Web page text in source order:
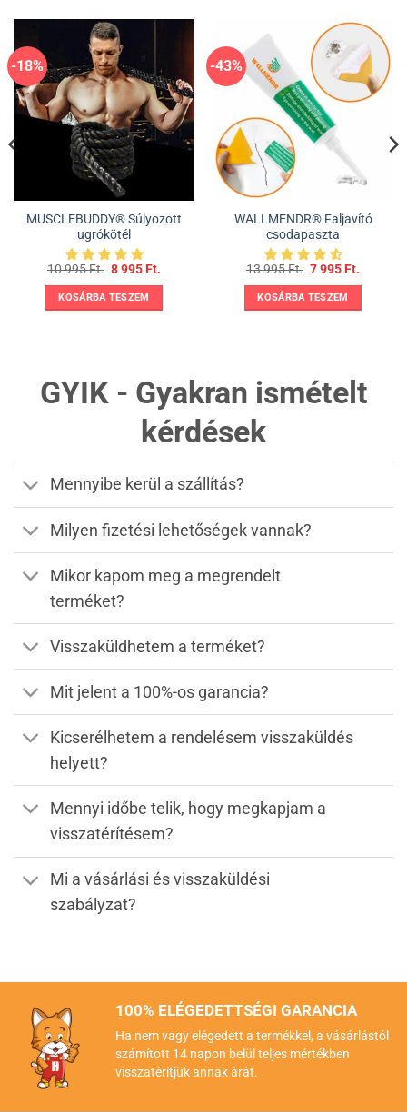
-18%
MUSCLEBUDDY® Súlyozott
ugrókötél
10 995Ft. Original
was:
10
995 Ft..
8 995 Ft.
995 Ft..
KOSÁRBA TESZEM
-43%
WALLMENDR® Faljavító
csodapaszta
13 995Ft. Original
was:
13
995 Ft..
7 995 Ft.
995 Ft..
KOSÁRBA TESZEM
GYIK - Gyakran ismételt
kérdések
Mennyibe kerül a szállítás?
Milyen fizetési lehetőségek vannak?
Mikor kapom meg a megrendelt
terméket?
Visszaküldhetem a terméket?
Mit jelent a 100%-os garancia?
Kicserélhetem a rendelésem visszaküldés
helyett?
Mennyi időbe telik, hogy megkapjam a
visszatérítésem?
Mi a vásárlási és visszaküldési
szabályzat?
100% ELÉGEDETTSÉGI GARANCIA
Ha nem vagy elégedett a termékkel, a vásárlástól
számított 14 napon belül teljes mértékben
visszatérítjük annak árát.